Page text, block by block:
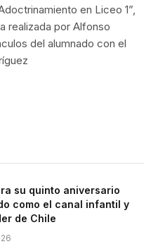
en Liceo 1”,
realizada por Alfonso
del alumnado con el
su quinto aniversario
como el canal infantil y
de Chile